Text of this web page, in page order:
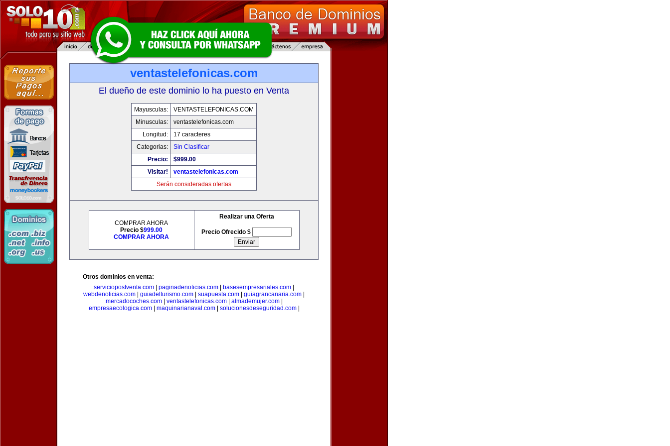
ventastelefonicas.com
El dueño de este dominio lo ha puesto en Venta
Mayusculas:
VENTASTELEFONICAS.COM
Minusculas:
ventastelefonicas.com
Longitud:
17 caracteres
Categorias:
Sin Clasificar
Precio:
$999.00
Visitar!
ventastelefonicas.com
Serán consideradas ofertas
COMPRAR AHORA
Precio $999.00
COMPRAR AHORA
Realizar una Oferta
Precio Ofrecido $
Otros dominios en venta:
serviciopostventa.com
paginadenoticias.com basesempresariales.com
webdenoticias.com
guiadelturismo.com suapuesta.com guiagrancanaria.com
mercadocoches.com| ventastelefonicas.com| almademujer.com|
empresaecologica.com| maquinarianaval.com| solucionesdeseguridad.com|